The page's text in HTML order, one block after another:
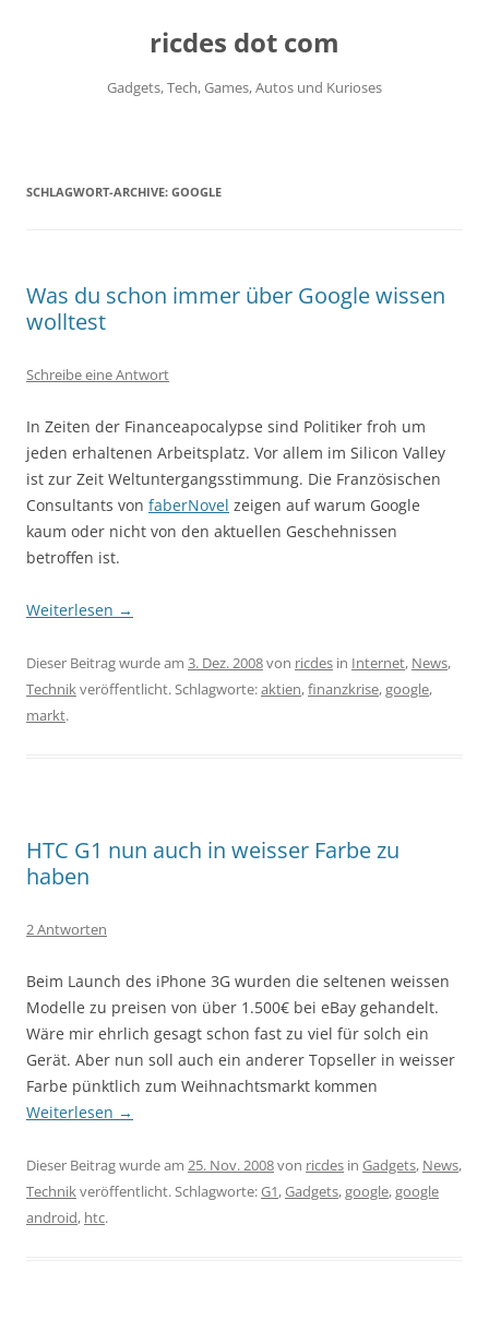
ricdes dot com
Gadgets, Tech, Games, Autos und Kurioses
SCHLAGWORT-ARCHIVE: GOOGLE
Was du schon immer über Google wissen
wolltest
Schreibe eine Antwort
In Zeiten der Financeapocalypse sind Politiker froh um
jeden erhaltenen Arbeitsplatz. Vor allem im Silicon Valley
ist zur Zeit Weltuntergangsstimmung. Die Französischen
Consultants von faberNovel zeigen auf warum Google
kaum oder nicht von den aktuellen Geschehnissen
betroffen ist.
Weiterlesen →
Dieser Beitrag wurde am 3. Dez. 2008von ricdes in Internet, News,
Technikveröffentlicht. Schlagworte:aktien,finanzkrise,google,
markt.
HTC G1 nun auch in weisser Farbe zu
haben
2 Antworten
Beim Launch des iPhone 3G wurden die seltenen weissen
Modelle zu preisen von über 1.500€ bei eBay gehandelt.
Wäre mir ehrlich gesagt schon fast zu viel für solch ein
Gerät. Aber nun soll auch ein anderer Topseller in weisser
Farbe pünktlich zum Weihnachtsmarkt kommen
Weiterlesen →
Dieser Beitrag wurde am 25. Nov. 2008von ricdes in Gadgets, News,
Technikveröffentlicht. Schlagworte:G1,Gadgets,google,google
android, htc.